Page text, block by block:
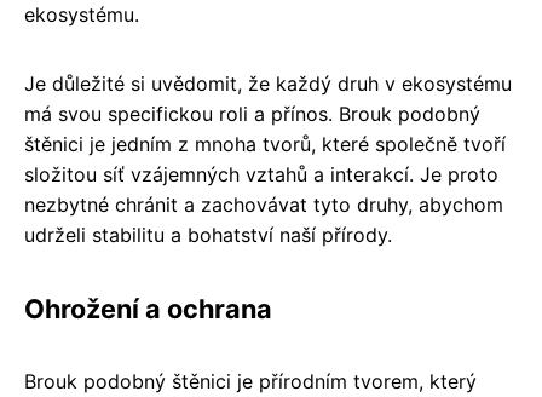
ekosystému.
Je důležité si uvědomit, že každý druh v ekosystému
má svou specifickou roli a přínos. Brouk podobný
štěnici je jedním z mnoha tvorů, které společně tvoří
složitou síť vzájemných vztahů a interakcí. Je proto
nezbytné chránit a zachovávat tyto druhy, abychom
udrželi stabilitu a bohatství naší přírody.
Ohrožení a ochrana
Brouk podobný štěnici je přírodním tvorem, který